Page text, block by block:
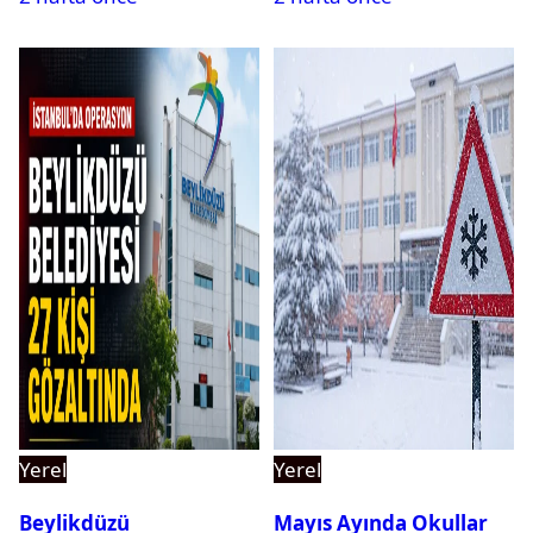
Yerel
Beylikdüzü
Yerel
Mayıs Ayında Okullar